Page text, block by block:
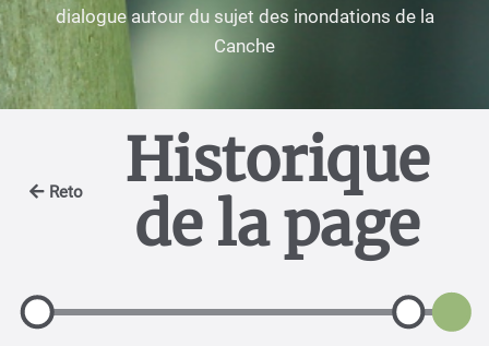
dialogue autour du sujet des inondations de la
Canche
Retour
Historique
de la page